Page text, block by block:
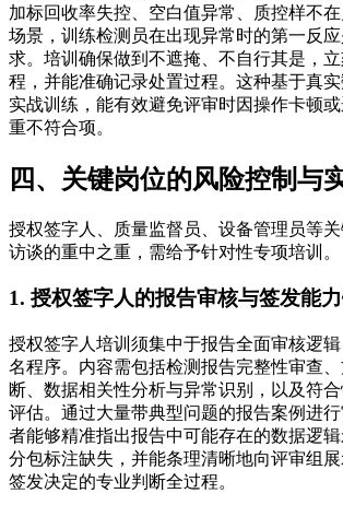
加标回收率失控、空白值异常、质控样不
场景，训练检测员在出现异常时的第一反
求。培训确保做到不遮掩、不自行其是，
程，并能准确记录处置过程。这种基于真
实战训练，能有效避免评审时因操作卡顿
重不符合项。
四、关键岗位的风险控制与
授权签字人、质量监督员、设备管理员等
访谈的重中之重，需给予针对性专项培训。
1. 授权签字人的报告审核与签发能
授权签字人培训须集中于报告全面审核逻
名程序。内容需包括检测报告完整性审查
断、数据相关性分析与异常识别，以及符
评估。通过大量带典型问题的报告案例进
者能够精准指出报告中可能存在的数据逻
分包标注缺失，并能条理清晰地向评审组
签发决定的专业判断全过程。